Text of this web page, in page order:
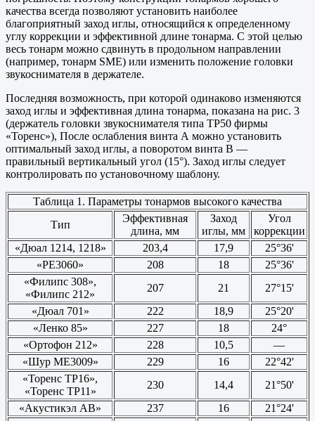
качества всегда позволяют установить наиболее
благоприятный заход иглы, относящийся к определенному
углу коррекции и эффективной длине тонарма. С этой целью
весь тонарм можно сдвинуть в продольном направлении
(например, тонарм SME) или изменить положение головки
звукоснимателя в держателе.
Последняя возможность, при которой одинаково изменяются
заход иглы и эффективная длина тонарма, показана на рис. 3
(держатель головки звукоснимателя типа ТР50 фирмы
«Торенс»), После ослабления винта А можно установить
оптимальный заход иглы, а поворотом винта В —
правильный вертикальный угол (15°). Заход иглы следует
контролировать по установочному шаблону.
Таблица 1. Параметры тонармов высокого качества
Тип
Эффективная
длина, мм
Заход
иглы, мм
Угол
коррекции
«Дюал 1214, 1218»
203,4 17,9
25°36'
«РЕ3060»
208 18
25°36'
«Филипс 308»,
«Филипс 212»
207 21
27°15'
«Дюал 701»
222 18,9
25°20'
«Ленко 85»
227 18
24°
«Ортофон 212»
228 10,5
—
«Шур МЕ3009»
229 16
22°42'
«Торенс ТР16»,
«Торенс ТР11»
230 14,4
21°50'
«Акустикэл АВ»
237 16
21°24'